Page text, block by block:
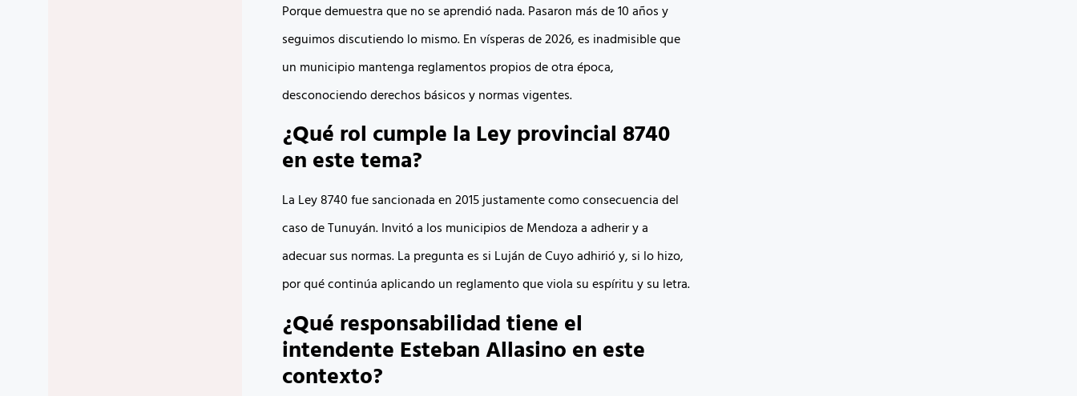
Porque demuestra que no se aprendió nada. Pasaron más de 10 años y
seguimos discutiendo lo mismo. En vísperas de 2026, es inadmisible que
un municipio mantenga reglamentos propios de otra época,
desconociendo derechos básicos y normas vigentes.
¿Qué rol cumple la Ley provincial 8740
en este tema?
La Ley 8740 fue sancionada en 2015 justamente como consecuencia del
caso de Tunuyán. Invitó a los municipios de Mendoza a adherir y a
adecuar sus normas. La pregunta es si Luján de Cuyo adhirió y, si lo hizo,
por qué continúa aplicando un reglamento que viola su espíritu y su letra.
¿Qué responsabilidad tiene el
intendente Esteban Allasino en este
contexto?